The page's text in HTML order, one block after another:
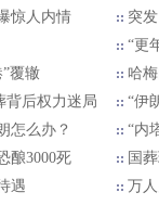
惊人内情
突
“更
覆辙
哈
背后权力迷局
“伊
怎么办？
“内
酿3000死
国
遇
万